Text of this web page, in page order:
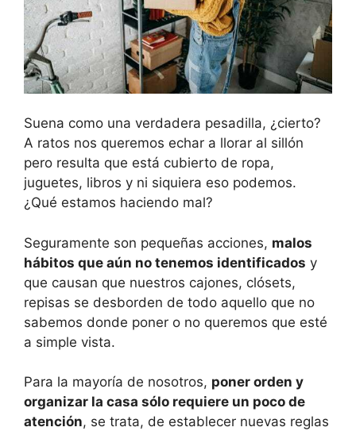
Suena como una verdadera pesadilla, ¿cierto?
A ratos nos queremos echar a llorar al sillón
pero resulta que está cubierto de ropa,
juguetes, libros y ni siquiera eso podemos.
¿Qué estamos haciendo mal?
Seguramente son pequeñas acciones, malos
hábitos que aún no tenemos identificados y
que causan que nuestros cajones, clósets,
repisas se desborden de todo aquello que no
sabemos donde poner o no queremos que esté
a simple vista.
Para la mayoría de nosotros, poner orden y
organizar la casa sólo requiere un poco de
atención, se trata, de establecer nuevas reglas